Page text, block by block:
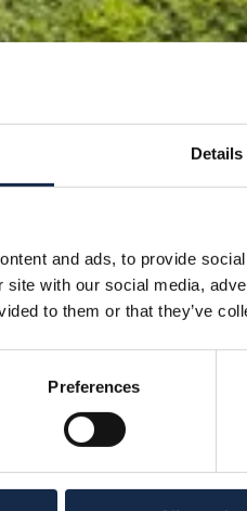
Details
and ads, to provide
site with our social media,
to them or that they’ve
Preferences